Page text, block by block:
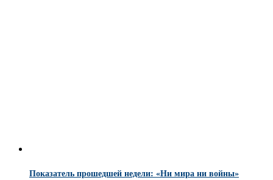
Показатель прошедшей недели: «Ни мира ни войны»